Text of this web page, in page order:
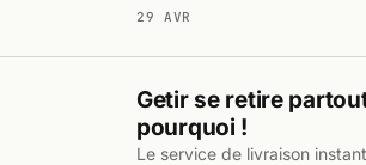
29 AVR
Getir se retire
pourquoi !
Le service de livraison